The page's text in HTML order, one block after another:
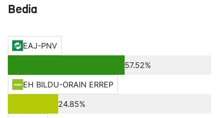
Bedia
EAJ-PNV
57.52%
EH BILDU-ORAIN ERREP
24.85%